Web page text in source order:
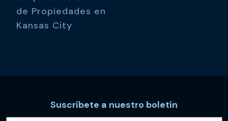
de Propiedades en
Kansas City
Suscríbete a nuestro boletín